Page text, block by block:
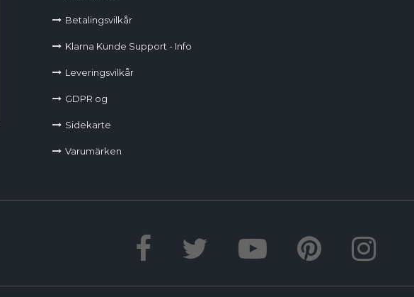
Betalingsvilkår
Klarna Kunde Support - Info
Leveringsvilkår
GDPR og
Sidekarte
Varumärken